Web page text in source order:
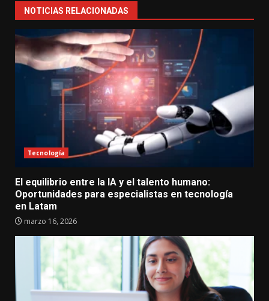
NOTICIAS RELACIONADAS
Tecnología
El equilibrio entre la IA y el talento humano:
Oportunidades para especialistas en tecnología
en Latam
marzo 16, 2026